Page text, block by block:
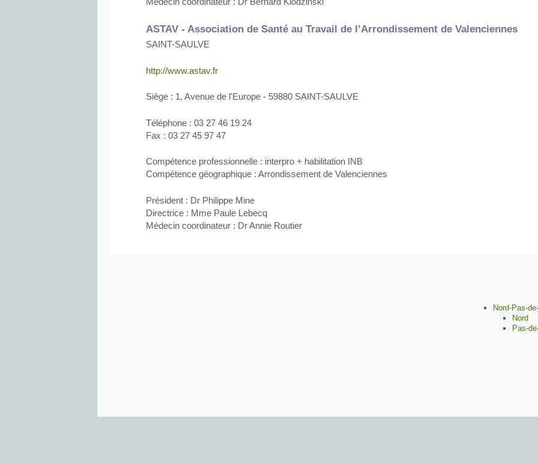
ASTAV - Association de Santé au Travail de l’Arrondissement de Valenciennes
SAINT-SAULVE
http://www.astav.fr
Siège : 1, Avenue de l'Europe - 59880 SAINT-SAULVE
Téléphone : 03 27 46 19 24
Fax : 03 27 45 97 47
Compétence professionnelle : interpro + habilitation INB
Compétence géographique : Arrondissement de Valenciennes
Président : Dr Philippe Mine
Directrice : Mme Paule Lebecq
Médecin coordinateur : Dr Annie Routier
Nord-Pas-
Nord
Pas-